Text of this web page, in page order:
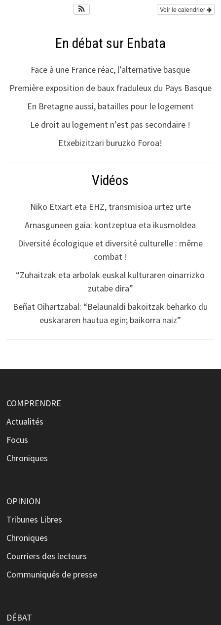
Voir le calendrier
En débat sur Enbata
Face à une France réac, l’alternative basque
Première exposition de baux fraduleux du Pays Basque
En Bretagne aussi, batailles pour le logement
Le droit au logement n’est pas secondaire !
Etxebizitzari buruzko Foroa!
Vidéos
Niko Etxart eta EHZ, transmisioa urtez urte
Arnasguneen gaia: kontzeptua eta ikusmoldea
Diversité écologique et diversité culturelle : même
combat !
“Zuhaitzak eta arbolak euskal kulturaren oinarrizko
zutabe dira”
Beñat Oihartzabal: “Belaunaldi bakoitzak beharko du
euskararen hautua egin; baikorra naiz”
COMPRENDRE
Actualités
Focus
Chroniques
OPINION
Tribunes Libres
Chroniques
Courriers des lecteurs
Communiqués de presse
DÉBAT